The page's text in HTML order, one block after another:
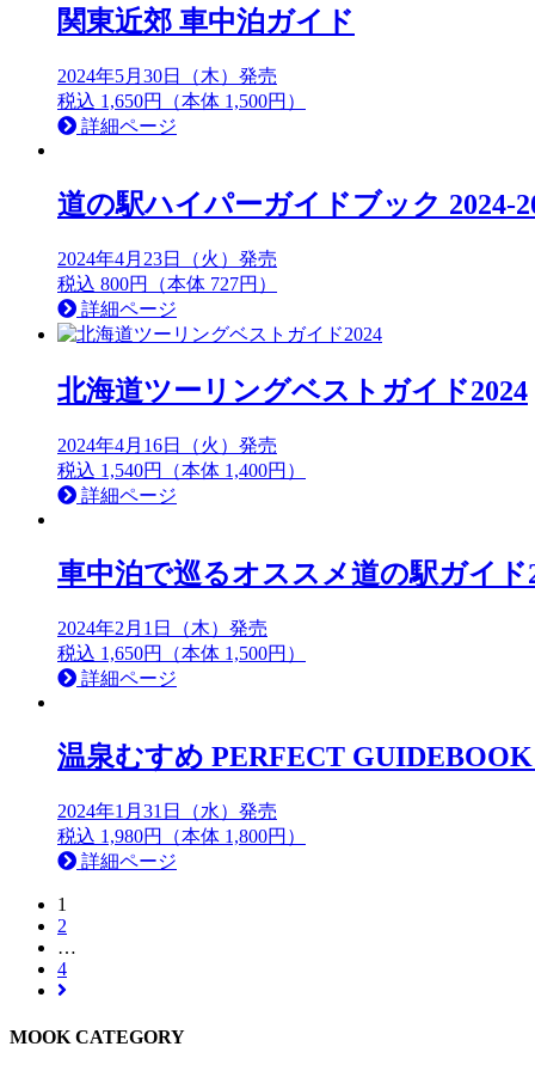
関東近郊 車中泊ガイド
2024年5月30日（木）発売
税込 1,650円（本体 1,500円）
詳細ページ
道の駅ハイパーガイドブック 2024-
2024年4月23日（火）発売
税込 800円（本体 727円）
詳細ページ
北海道ツーリングベストガイド2024
2024年4月16日（火）発売
税込 1,540円（本体 1,400円）
詳細ページ
車中泊で巡るオススメ道の駅ガイド
2024年2月1日（木）発売
税込 1,650円（本体 1,500円）
詳細ページ
温泉むすめ PERFECT
2024年1月31日（水）発売
税込 1,980円（本体 1,800円）
詳細ページ
1
2
…
4
MOOK CATEGORY